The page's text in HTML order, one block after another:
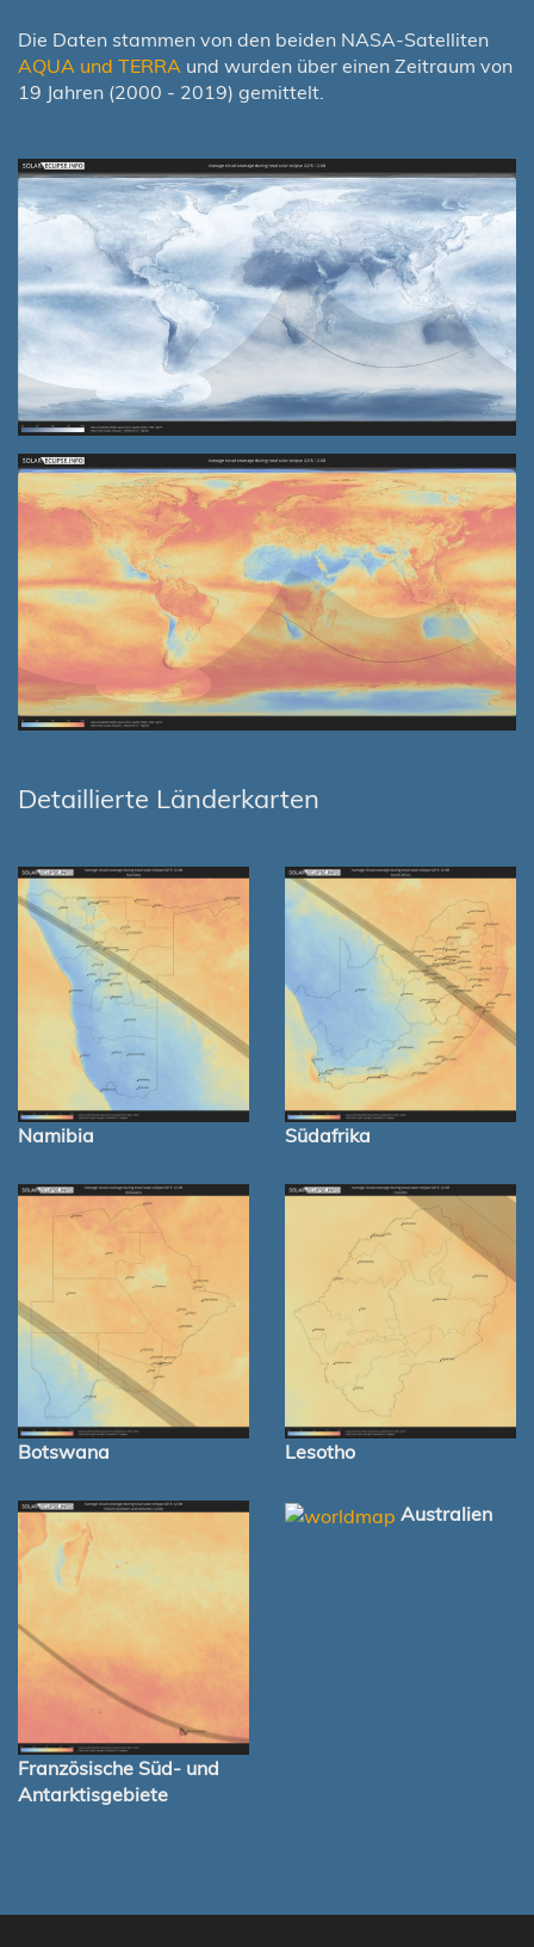
Die Daten stammen von den beiden NASA-Satelliten
AQUA und TERRA und wurden über einen Zeitraum von
19 Jahren (2000 - 2019) gemittelt.
Detaillierte Länderkarten
Namibia Südafrika
Botswana Lesotho
Französische Süd- und
Antarktisgebiete
Australien